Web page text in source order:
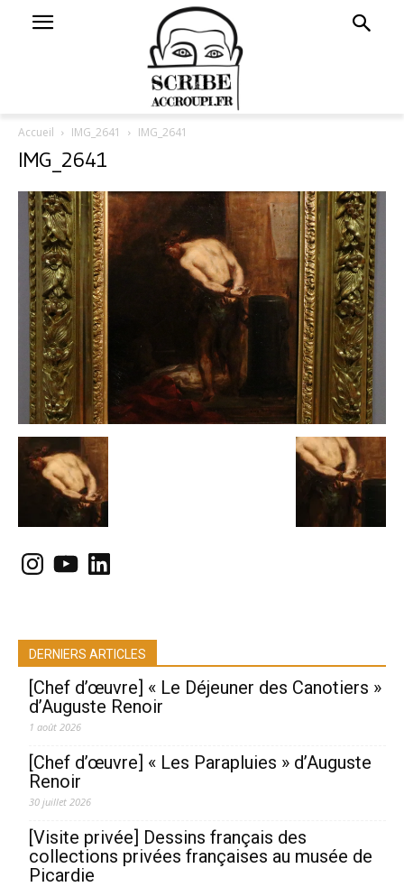
Accueil IMG_2641 IMG_2641
IMG_2641
Instagram
YouTubeLinkedIn
DERNIERS ARTICLES
[Chef d’œuvre] « Le Déjeuner des Canotiers »
d’Auguste Renoir
1 août 2026
[Chef d’œuvre] « Les Parapluies » d’Auguste
Renoir
30 juillet 2026
[Visite privée] Dessins français des
collections privées françaises au musée de
Picardie